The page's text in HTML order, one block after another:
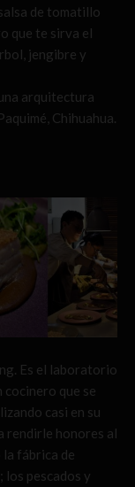
de tomatillo
que te sirva el
jengibre y
arquitectura
Chihuahua.
Es el laboratorio
que se
casi en su
rendirle honores al
fábrica de
pescados y